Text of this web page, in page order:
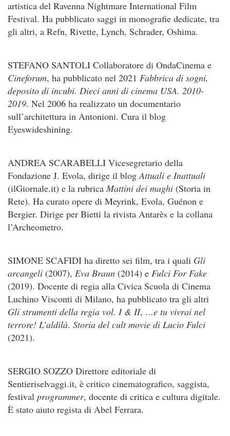
artistica del Ravenna Nightmare International Film
Festival. Ha pubblicato saggi in monografie dedicate, tra
gli altri, a Refn, Rivette, Lynch, Schrader, Oshima.
STEFANO SANTOLI Collaboratore di OndaCinema e
Cineforum, ha pubblicato nel 2021 Fabbrica di sogni,
deposito di incubi. Dieci anni di cinema USA. 2010-
2019. Nel 2006 ha realizzato un documentario
sull’architettura in Antonioni. Cura il blog
Eyeswideshining.
ANDREA SCARABELLI Vicesegretario della
Fondazione J. Evola, dirige il blogAttuali e Inattuali
(ilGiornale.it) e la rubrica Mattini dei maghi (Storia in
Rete). Ha curato opere di Meyrink, Evola, Guénon e
Bergier. Dirige per Bietti la rivista Antarès e la collana
l’Archeometro.
SIMONE SCAFIDI ha diretto sei film, tra i quali Gli
arcangeli (2007), Eva Braun (2014) e Fulci For Fake
(2019). Docente di regia alla Civica Scuola di Cinema
Luchino Visconti di Milano, ha pubblicato tra gli altri
Gli strumenti della regia vol. I & II, …e tu vivrai nel
terrore! L’aldilà. Storia del cult movie di Lucio Fulci
(2021).
SERGIO SOZZO Direttore editoriale di
Sentieriselvaggi.it, è critico cinematografico, saggista,
festival programmer, docente di critica e cultura digitale.
È stato aiuto regista di Abel Ferrara.